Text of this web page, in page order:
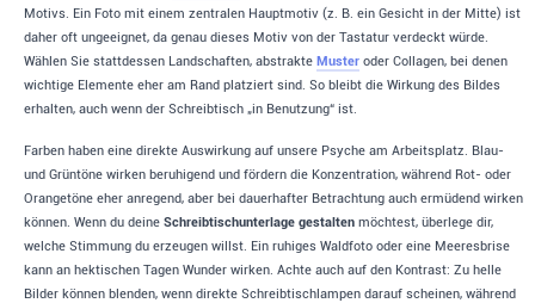
Motivs. Ein Foto mit einem zentralen Hauptmotiv (z. B. ein Gesicht in der Mitte) ist
daher oft ungeeignet, da genau dieses Motiv von der Tastatur verdeckt würde.
Wählen Sie stattdessen Landschaften, abstrakte Muster oder Collagen, bei denen
wichtige Elemente eher am Rand platziert sind. So bleibt die Wirkung des Bildes
erhalten, auch wenn der Schreibtisch „in Benutzung“ ist.
Farben haben eine direkte Auswirkung auf unsere Psyche am Arbeitsplatz. Blau-
und Grüntöne wirken beruhigend und fördern die Konzentration, während Rot- oder
Orangetöne eher anregend, aber bei dauerhafter Betrachtung auch ermüdend wirken
können. Wenn du deine Schreibtischunterlage gestalten möchtest, überlege dir,
welche Stimmung du erzeugen willst. Ein ruhiges Waldfoto oder eine Meeresbrise
kann an hektischen Tagen Wunder wirken. Achte auch auf den Kontrast: Zu helle
Bilder können blenden, wenn direkte Schreibtischlampen darauf scheinen, während